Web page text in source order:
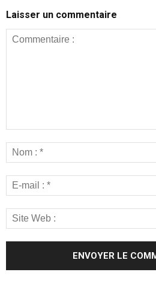
Laisser un commentaire